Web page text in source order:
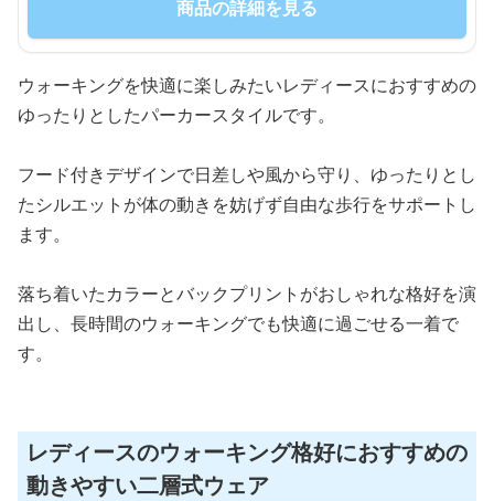
商品の詳細を見る
ウォーキングを快適に楽しみたいレディースにおすすめの
ゆったりとしたパーカースタイルです。
フード付きデザインで日差しや風から守り、ゆったりとし
たシルエットが体の動きを妨げず自由な歩行をサポートし
ます。
落ち着いたカラーとバックプリントがおしゃれな格好を演
出し、長時間のウォーキングでも快適に過ごせる一着で
す。
レディースのウォーキング格好におすすめの
動きやすい二層式ウェア